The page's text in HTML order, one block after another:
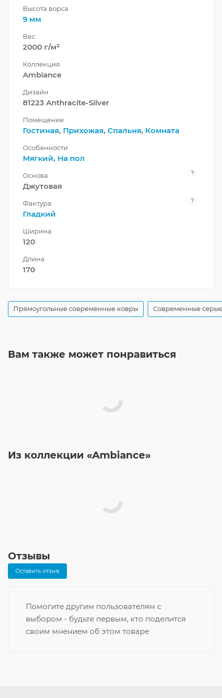
Высота ворса
9 мм
Вес
2000 г/м²
Коллекция
Ambiance
Дизайн
81223 Anthracite-Silver
Помещение
Гостиная, Прихожая, Спальня, Комната
Особенности
Мягкий, На пол
Основа ?
Джутовая
Фактура ?
Гладкий
Ширина
120
Длина
170
Прямоугольные современные ковры Современные
Вам также может понравиться
Из коллекции «Ambiance»
Отзывы
Оставить отзыв
Помогите другим пользователям с
выбором - будьте первым, кто поделится
своим мнением об этом товаре